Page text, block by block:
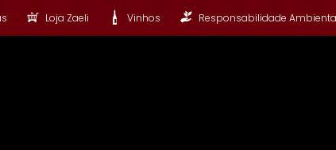
Loja Zaeli Vinhos Responsabilidade